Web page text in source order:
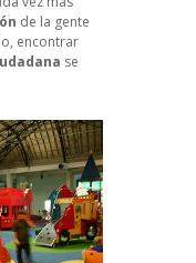
de la gente
encontrar
se